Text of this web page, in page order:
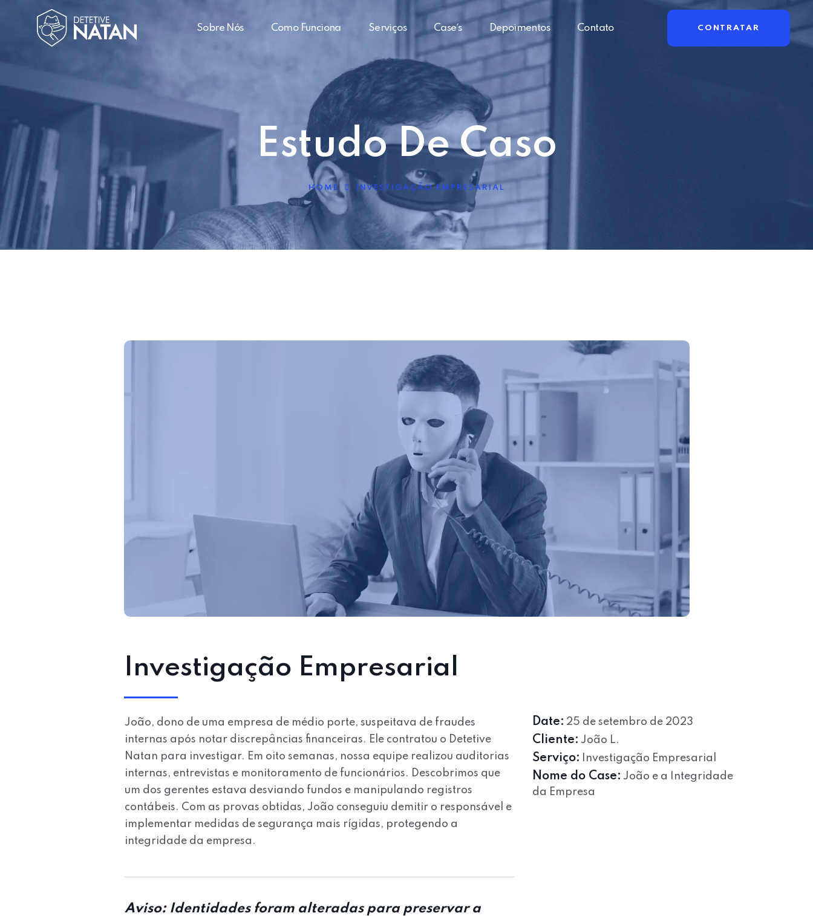
Sobre Nós Como Funciona Serviços Case´s Depoimentos Contato CONTRATAR
Estudo De Caso
HOME INVESTIGAÇÃO EMPRESARIAL
Investigação Empresarial
João, dono de uma empresa de médio porte, suspeitava de fraudes
internas após notar discrepâncias financeiras. Ele contratou o Detetive
Natan para investigar. Em oito semanas, nossa equipe realizou auditorias
internas, entrevistas e monitoramento de funcionários. Descobrimos que
um dos gerentes estava desviando fundos e manipulando registros
contábeis. Com as provas obtidas, João conseguiu demitir o responsável e
implementar medidas de segurança mais rígidas, protegendo a
integridade da empresa.
Aviso: Identidades foram alteradas para preservar a
Date: 25 de setembro de 2023
Cliente: João L.
Serviço: Investigação Empresarial
Nome do Case: João e a Integridade
da Empresa